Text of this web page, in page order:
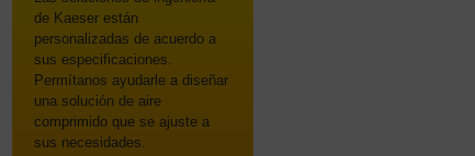
de Kaeser están
personalizadas de acuerdo a
sus especificaciones.
Permítanos ayudarle a diseñar
una solución de aire
comprimido que se ajuste a
sus necesidades.